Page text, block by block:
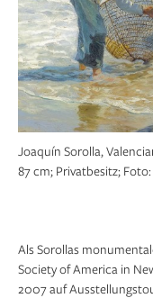
Joaquín Sorolla,
87 cm; Privatbesitz;
Joaquín Sorollas
Als Sorollas
Society of America in
2007 auf